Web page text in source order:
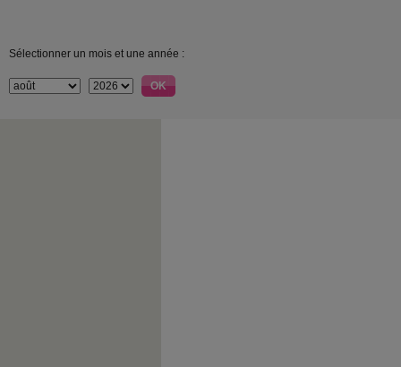
Sélectionner un mois et une année :